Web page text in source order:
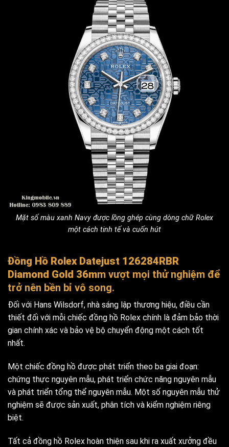
Mặt số màu xanh Navy được lồng ghép cùng dòng chữ Rolex
một cách tinh tế và cuốn hút
Đồng Hồ Rolex Datejust 126284RBR
Diamond Gold 36mm vượt mọi thử nghiệm để
trở nên bền bỉ vô song.
Đối với Hans Wilsdorf, nhà sáng lập thương hiệu, điều cần
thiết đối với mỗi chiếc đồng hồ Rolex chính là đảm bảo thời
gian chính xác và bảo vệ bộ chuyển động một cách tốt
nhất.
Một chiếc đồng hồ được phát triển theo ba giai đoạn:
chứng thực nguyên mẫu, phát triển chức năng nguyên mẫu
và phát triển tổng thể nguyên mẫu. Một số nguyên mẫu thử
nghiệm sẽ được sản xuất, phân tích và kiểm nghiệm riêng
biệt.
Tất cả đồng hồ Rolex hoàn thiện sau khi ra xuất xưởng đều